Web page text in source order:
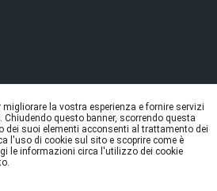
la vostra esperienza e fornire servizi
Chiudendo questo banner, scorrendo questa
dei suoi elementi acconsenti al trattamento dei
l'uso di cookie sul sito e scoprire come è
le informazioni circa l'utilizzo dei cookie